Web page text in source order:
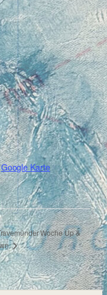
Google Karte
Woche Up &